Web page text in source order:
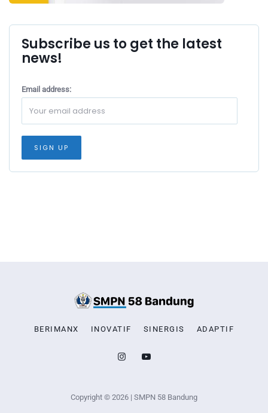
Subscribe us to get the latest
news!
Email address:
BERIMANX INOVATIF SINERGIS ADAPTIF
Copyright © 2026 | SMPN 58 Bandung